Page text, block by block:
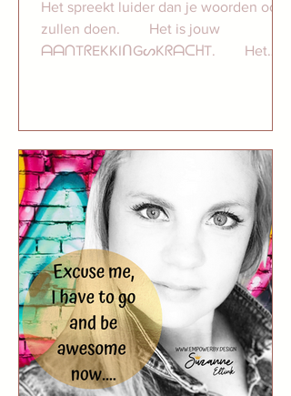
Het spreekt luider dan je woorden ooit
zullen doen.⠀ ⠀ Het is jouw
ᗩᗩᑎTᖇEKKIᑎGᔕKᖇᗩᑕᕼT.⠀ ⠀ Het